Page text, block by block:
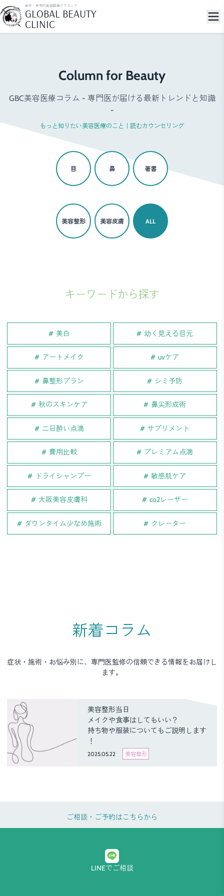
東京・麻布の美容医療クリニック
GLOBAL BEAUTY
CLINIC
Column for Beauty
GBC美容医療コラム - 専門医が届ける最新トレンドと知識
-
もっと知りたい美容医療のこと｜読むカウンセリング
目 鼻 著書
美容整形 美容皮膚 ALL
キーワードから探す
美白 幼く見える目元
アートメイク uvケア
鼻整形プラン シミ予防
秋のスキンケア 鼻尖形成術
二日酔い点滴 サプリメント
費用比較 プレミアム点滴
ドライシャンプー 敏感肌ケア
大阪美容皮膚科 co2レーザー
ダウンタイム少なめ施術 クレーター
新着コラム
症状・施術・お悩み別に、専門医監修の信頼できる情報をお届けし
ます。
美容整形当日
メイクや食事はしてもいい？
持ち物や服装についてもご説明します
！
2025.05.22 美容整形
ご相談・ご予約はこちらから
LINEでご相談